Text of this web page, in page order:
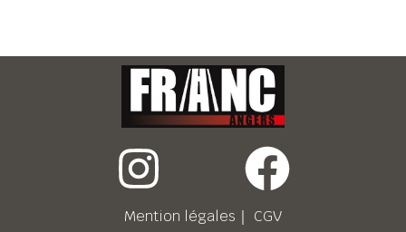
Mention légales ｜ CGV